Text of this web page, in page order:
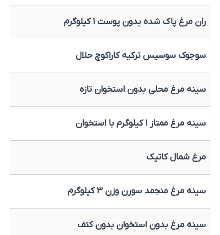
ران مرغ پاک شده بدون پوست ۱ کیلوگرم
سوجوک سوسیس ترکیه کاراکوچ حلال
سینه مرغ محلی بدون استخوان تازه
سینه مرغ ممتاز ۱ کیلوگرم با استخوان
مرغ شمال کاتیک
سینه مرغ منجمد سورن وزن ۳ کیلوگرم
سینه مرغ بدون استخوان بدون کتف